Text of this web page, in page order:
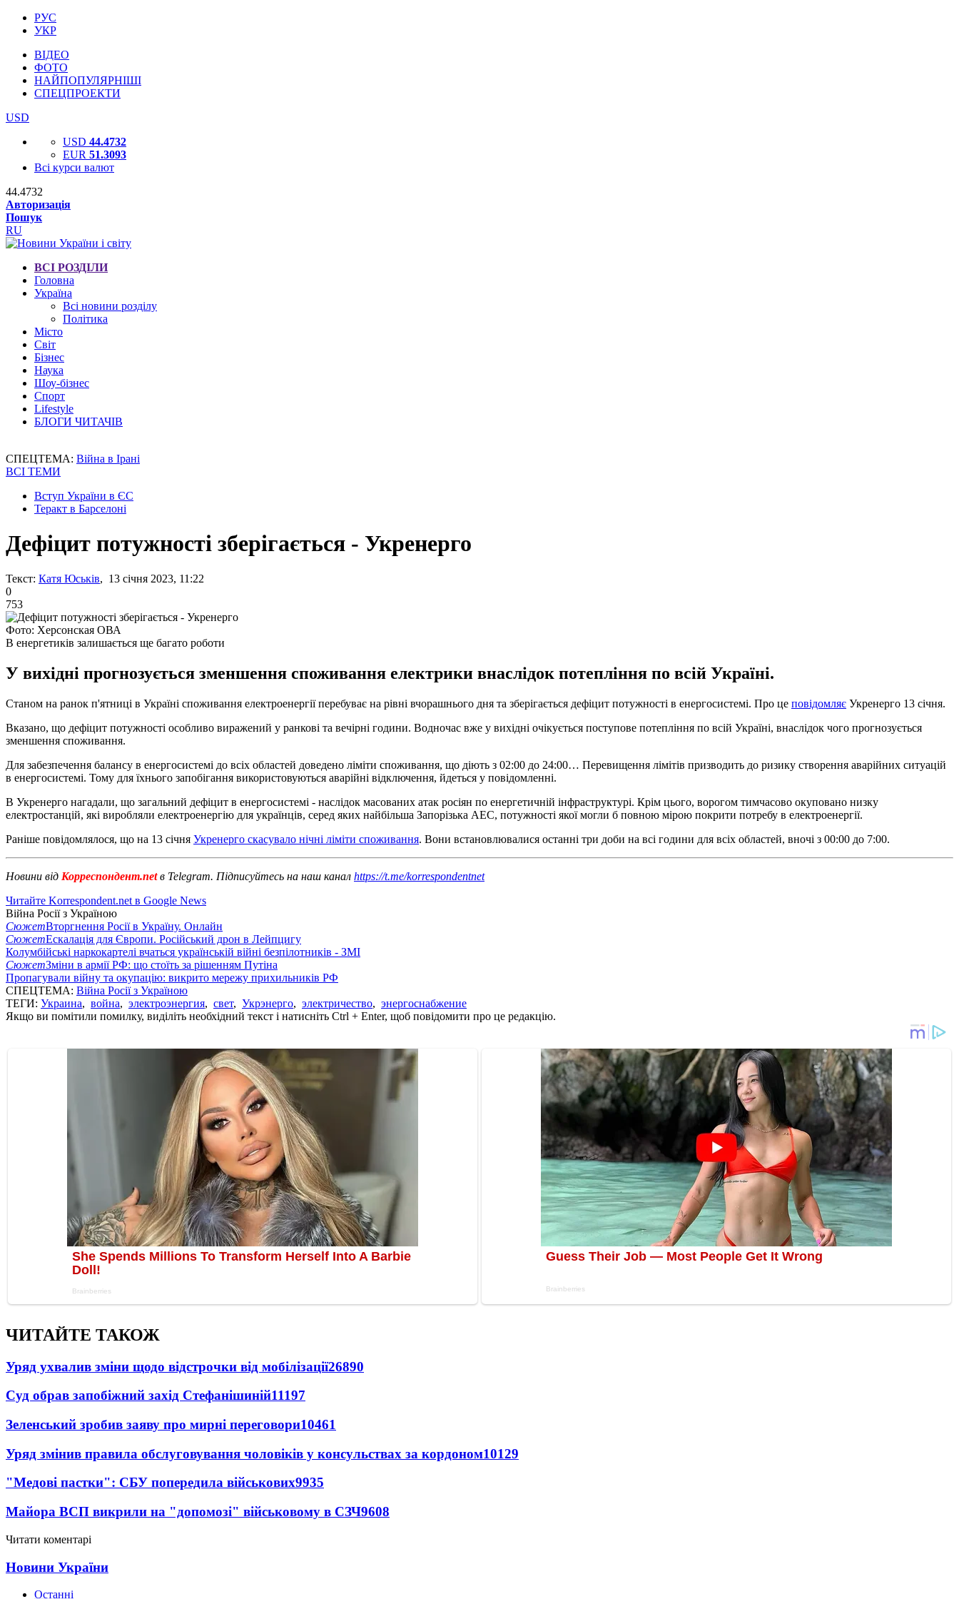
РУС
УКР
ВІДЕО
ФОТО
НАЙПОПУЛЯРНІШІ
СПЕЦПРОЕКТИ
USD
USD 44.4732
EUR 51.3093
Всі курси валют
44.4732
Авторизація
Пошук
RU
ВСІ РОЗДІЛИ
Головна
Україна
Всі новини розділу
Політика
Місто
Світ
Бізнес
Наука
Шоу-бізнес
Спорт
Lifestyle
БЛОГИ ЧИТАЧІВ
СПЕЦТЕМА: Війна в Ірані
ВСІ ТЕМИ
Вступ України в ЄС
Теракт в Барселоні
Дефіцит потужності зберігається - Укренерго
Текст: Катя Юськів, 13 січня 2023, 11:22
0
753
Фото: Херсонская ОВА
В енергетиків залишається ще багато роботи
У вихідні прогнозується зменшення споживання електрики внаслідок потепління по всій Україні.
Станом на ранок п'ятниці в Україні споживання електроенергії перебуває на рівні вчорашнього дня та зберігається дефіцит потужності в енергосистемі. Про це повідомляє Укренерго 13 січня.
Вказано, що дефіцит потужності особливо виражений у ранкові та вечірні години. Водночас вже у вихідні очікується поступове потепління по всій Україні, внаслідок чого прогнозується
зменшення споживання.
Для забезпечення балансу в енергосистемі до всіх областей доведено ліміти споживання, що діють з 02:00 до 24:00… Перевищення лімітів призводить до ризику створення аварійних ситуацій
в енергосистемі. Тому для їхнього запобігання використовуються аварійні відключення, йдеться у повідомленні.
В Укренерго нагадали, що загальний дефіцит в енергосистемі - наслідок масованих атак росіян по енергетичній інфраструктурі. Крім цього, ворогом тимчасово окуповано низку
електростанцій, які виробляли електроенергію для українців, серед яких найбільша Запорізька АЕС, потужності якої могли б повною мірою покрити потребу в електроенергії.
Раніше повідомлялося, що на 13 січня Укренерго скасувало нічні ліміти споживання. Вони встановлювалися останні три доби на всі години для всіх областей, вночі з 00:00 до 7:00.
Новини від Корреспондент.netв Telegram. Підписуйтесь на наш канал https://t.me/korrespondentnet
Читайте Korrespondent.net в Google News
Війна Росії з Україною
СюжетВторгнення Росії в Україну. Онлайн
СюжетЕскалація для Європи. Російський дрон в Лейпцигу
Колумбійські наркокартелі вчаться українській війні безпілотників - ЗМІ
СюжетЗміни в армії РФ: що стоїть за рішенням Путіна
Пропагували війну та окупацію: викрито мережу прихильників РФ
СПЕЦТЕМА: Війна Росії з Україною
ТЕГИ: Украина, война, электроэнергия, свет, Укрэнерго, электричество, энергоснабжение
Якщо ви помітили помилку, виділіть необхідний текст і натисніть Ctrl + Enter, щоб повідомити про це редакцію.
ЧИТАЙТЕ ТАКОЖ
Уряд ухвалив зміни щодо відстрочки від мобілізації26890
Суд обрав запобіжний захід Стефанішиній11197
Зеленський зробив заяву про мирні переговори10461
Уряд змінив правила обслуговування чоловіків у консульствах за кордоном10129
"Медові пастки": СБУ попередила військових9935
Майора ВСП викрили на "допомозі" військовому в СЗЧ9608
Читати коментарі
Новини України
Останні